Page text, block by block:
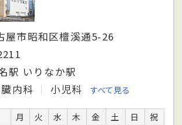
屋市昭和区檀溪通5-26
駅 いりなか駅
内科 小児科 すべて見る
月 火 水 木 金 土 日
祝